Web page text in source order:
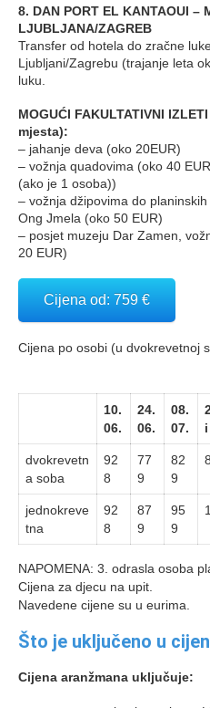
8. DAN PORT EL KANTAOUI –
LJUBLJANA/ZAGREB
Transfer od hotela do zračne
Ljubljani/Zagrebu (trajanje leta
luku.
MOGUĆI FAKULTATIVNI
mjesta):
– jahanje deva (oko 20EUR)
– vožnja quadovima (oko 40
(ako je 1 osoba))
– vožnja džipovima do
Ong Jmela (oko 50 EUR)
– posjet muzeju Dar Zamen,
20 EUR)
Cijena od: 759 €
Cijena po osobi (u dvokrevetnoj
10.
06.
24.
06.
08.
07.
dvokrevetn
a soba
92
8
77
9
82
9
jednokreve
tna
92
8
87
9
95
9
NAPOMENA: 3. odrasla osoba
Cijena za djecu na upit.
Navedene cijene su u eurima.
Što je uključeno u
Cijena aranžmana uključuje: